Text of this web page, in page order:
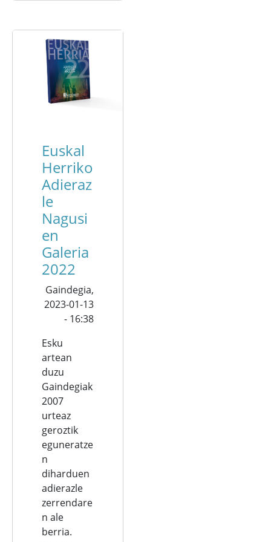
Euskal
Herriko
Adieraz
le
Nagusi
en
Galeria
2022
Gaindegia,
2023-01-13
- 16:38
Esku
artean
duzu
Gaindegiak
2007
urteaz
geroztik
eguneratze
n
diharduen
adierazle
zerrendare
n ale
berria.